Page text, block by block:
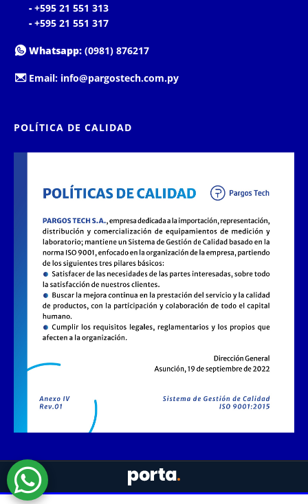
-+595 21 551 313
-+595 21 551 317
Whatsapp: (0981) 876217
Email: info@pargostech.com.py
POLÍTICA DE CALIDAD